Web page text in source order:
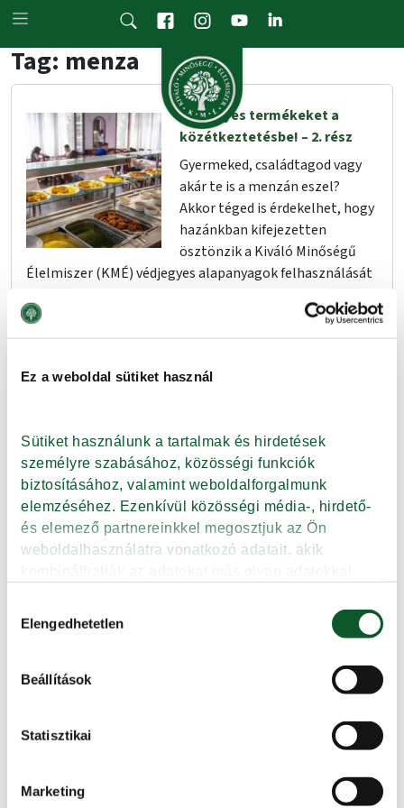
Ez a weboldal sütiket használ
Sütiket használunk a tartalmak és hirdetések
személyre szabásához, közösségi funkciók
biztosításához, valamint weboldalforgalmunk
elemzéséhez. Ezenkívül közösségi média-, hirdető-
és elemező partnereinkkel megosztjuk az Ön
weboldalhasználatra vonatkozó adatait, akik
kombinálhatják az adatokat más olyan adatokkal,
Adatkezelési tájékoztató
kiválasztása
Elengedhetetlen
Beállítások
Statisztikai
Marketing
Skip to main content
Tag: menza
Védjegyes termékeket a
közétkeztetésbe! – 2. rész
Gyermeked, családtagod vagy
akár te is a menzán eszel?
Akkor téged is érdekelhet, hogy
hazánkban kifejezetten
ösztönzik a Kiváló Minőségű
Élelmiszer (KMÉ) védjegyes alapanyagok felhasználását
Védjegyes termékek a
közétkeztetésben
A közétkeztetési tárgyú
pályázatok elbírálásakor plusz
pontot jelent, ha valaki KMÉ-
védjegyes terméket használ fel
alapanyagként.
Tovább
Védjegyes termékeket a
közétkeztetésbe! – 1. rész
Gyermeked, családtagod vagy
akár te is a menzán eszel?